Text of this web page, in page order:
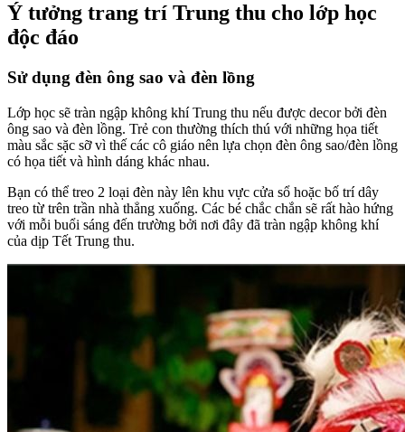
Ý tưởng trang trí Trung thu cho lớp học
độc đáo
Sử dụng đèn ông sao và đèn lồng
Lớp học sẽ tràn ngập không khí Trung thu nếu được decor bởi đèn
ông sao và đèn lồng. Trẻ con thường thích thú với những họa tiết
màu sắc sặc sỡ vì thế các cô giáo nên lựa chọn đèn ông sao/đèn lồng
có họa tiết và hình dáng khác nhau.
Bạn có thể treo 2 loại đèn này lên khu vực cửa sổ hoặc bố trí dây
treo từ trên trần nhà thẳng xuống. Các bé chắc chắn sẽ rất hào hứng
với mỗi buổi sáng đến trường bởi nơi đây đã tràn ngập không khí
của dịp Tết Trung thu.